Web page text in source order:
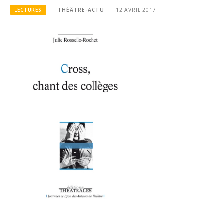
LECTURES THÉÂTRE-ACTU 12 AVRIL 2017